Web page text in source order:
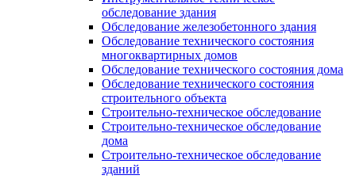
обследование здания
Обследование железобетонного здания
Обследование технического состояния
многоквартирных домов
Обследование технического состояния дома
Обследование технического состояния
строительного объекта
Строительно-техническое обследование
Строительно-техническое обследование
дома
Строительно-техническое обследование
зданий